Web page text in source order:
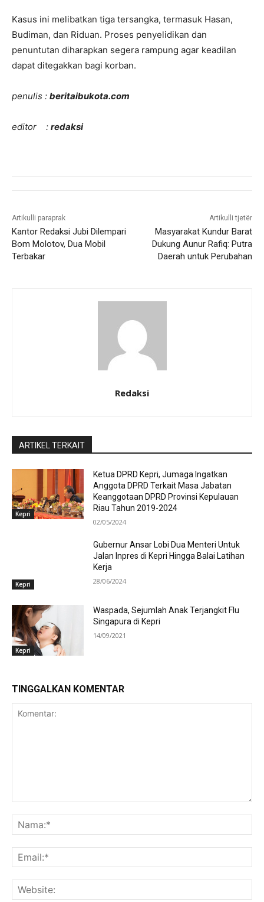
Kasus ini melibatkan tiga tersangka, termasuk Hasan,
Budiman, dan Riduan. Proses penyelidikan dan
penuntutan diharapkan segera rampung agar keadilan
dapat ditegakkan bagi korban.
penulis : beritaibukota.com
editor : redaksi
Artikulli paraprak
Kantor Redaksi Jubi Dilempari
Bom Molotov, Dua Mobil
Terbakar
Artikulli tjetër
Masyarakat Kundur Barat
Dukung Aunur Rafiq: Putra
Daerah untuk Perubahan
Redaksi
ARTIKEL TERKAIT
Kepri
Ketua DPRD Kepri, Jumaga Ingatkan
Anggota DPRD Terkait Masa Jabatan
Keanggotaan DPRD Provinsi Kepulauan
Riau Tahun 2019-2024
02/05/2024
Kepri
Gubernur Ansar Lobi Dua Menteri Untuk
Jalan Inpres di Kepri Hingga Balai Latihan
Kerja
28/06/2024
Kepri
Waspada, Sejumlah Anak Terjangkit Flu
Singapura di Kepri
14/09/2021
TINGGALKAN KOMENTAR